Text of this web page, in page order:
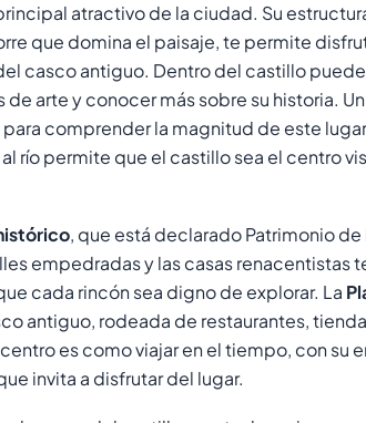
atractivo de la ciudad. Su
que domina el paisaje, te permite
casco antiguo. Dentro del castillo
arte y conocer más sobre su historia.
comprender la magnitud de este lugar
río permite que el castillo sea el centro
, que está declarado Patrimonio de
empedradas y las casas renacentistas
cada rincón sea digno de explorar. La
antiguo, rodeada de restaurantes,
es como viajar en el tiempo, con su
invita a disfrutar del lugar.